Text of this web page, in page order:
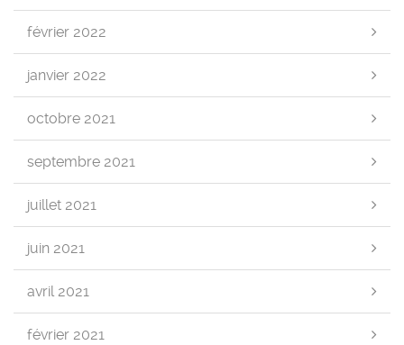
février 2022
janvier 2022
octobre 2021
septembre 2021
juillet 2021
juin 2021
avril 2021
février 2021